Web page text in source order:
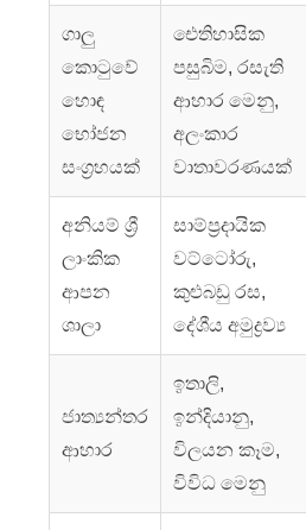
ගාලු
කොටුවේ
හොඳ
භෝජන
සංග්‍රහයක්
ඓතිහාසික
පසුබිම, රසැති
ආහාර මෙනු,
අලංකාර
වාතාවරණයක්
අනියම් ශ්‍රී
ලාංකික
ආපන
ශාලා
සාම්ප්‍රදායික
වට්ටෝරු,
කුළුබඩු රස,
දේශීය අමුද්‍රව්‍ය
ජාත්‍යන්තර
ආහාර
ඉතාලි,
ඉන්දියානු,
විලයන කෑම,
විවිධ මෙනු